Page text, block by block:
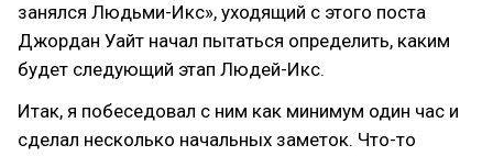
занялся Людьми-Икс», уходящий с этого поста
Джордан Уайт начал пытаться определить, каким
будет следующий этап Людей-Икс.
Итак, я побеседовал с ним как минимум один час и
сделал несколько начальных заметок. Что-то